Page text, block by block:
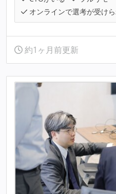
オンラインで選考が受け
約1ヶ月前更新